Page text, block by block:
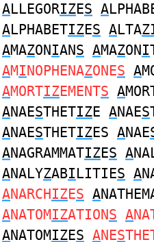
ALLEGORIZES A
ALPHABETIZES ALTA
AMAZONIANS AMAZONI
AMINOPHENAZONES A
AMORTIZEMENTS A
ANAESTHETIZE ANAES
ANAESTHETIZES ANAE
ANAGRAMMATIZES A
ANALYZABILITIES A
ANARCHIZES A
ANATOMIZATIONS A
ANATOMIZES ANES